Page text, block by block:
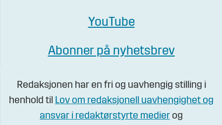
YouTube
Abonner på nyhetsbrev
Redaksjonen har en fri og uavhengig stilling i
henhold til Lov om redaksjonell uavhengighet og
ansvar i redaktørstyrte medier og